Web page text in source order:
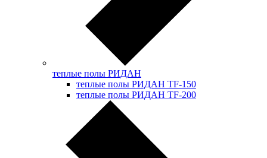
теплые полы РИДАН
теплые полы РИДАН TF-150
теплые полы РИДАН TF-200